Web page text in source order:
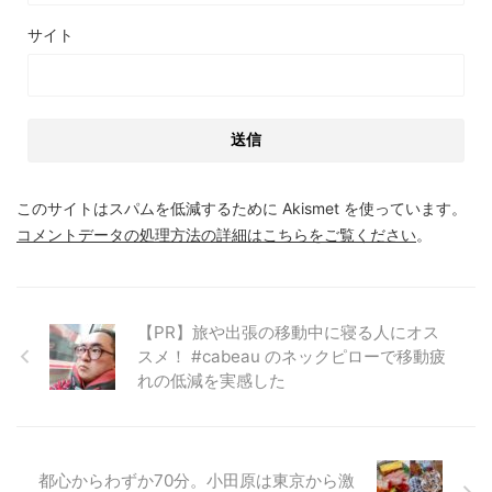
サイト
このサイトはスパムを低減するために Akismet を使っています。
コメントデータの処理方法の詳細はこちらをご覧ください。
【PR】旅や出張の移動中に寝る人にオス
スメ！ #cabeau のネックピローで移動疲
れの低減を実感した
都心からわずか70分。小田原は東京から激